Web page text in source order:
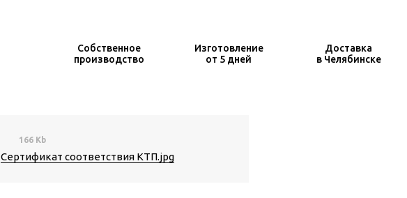
Собственное
производство
Изготовление
от 5 дней
Доставка
в Челябинске
166 Kb
Сертификат соответствия КТП.jpg